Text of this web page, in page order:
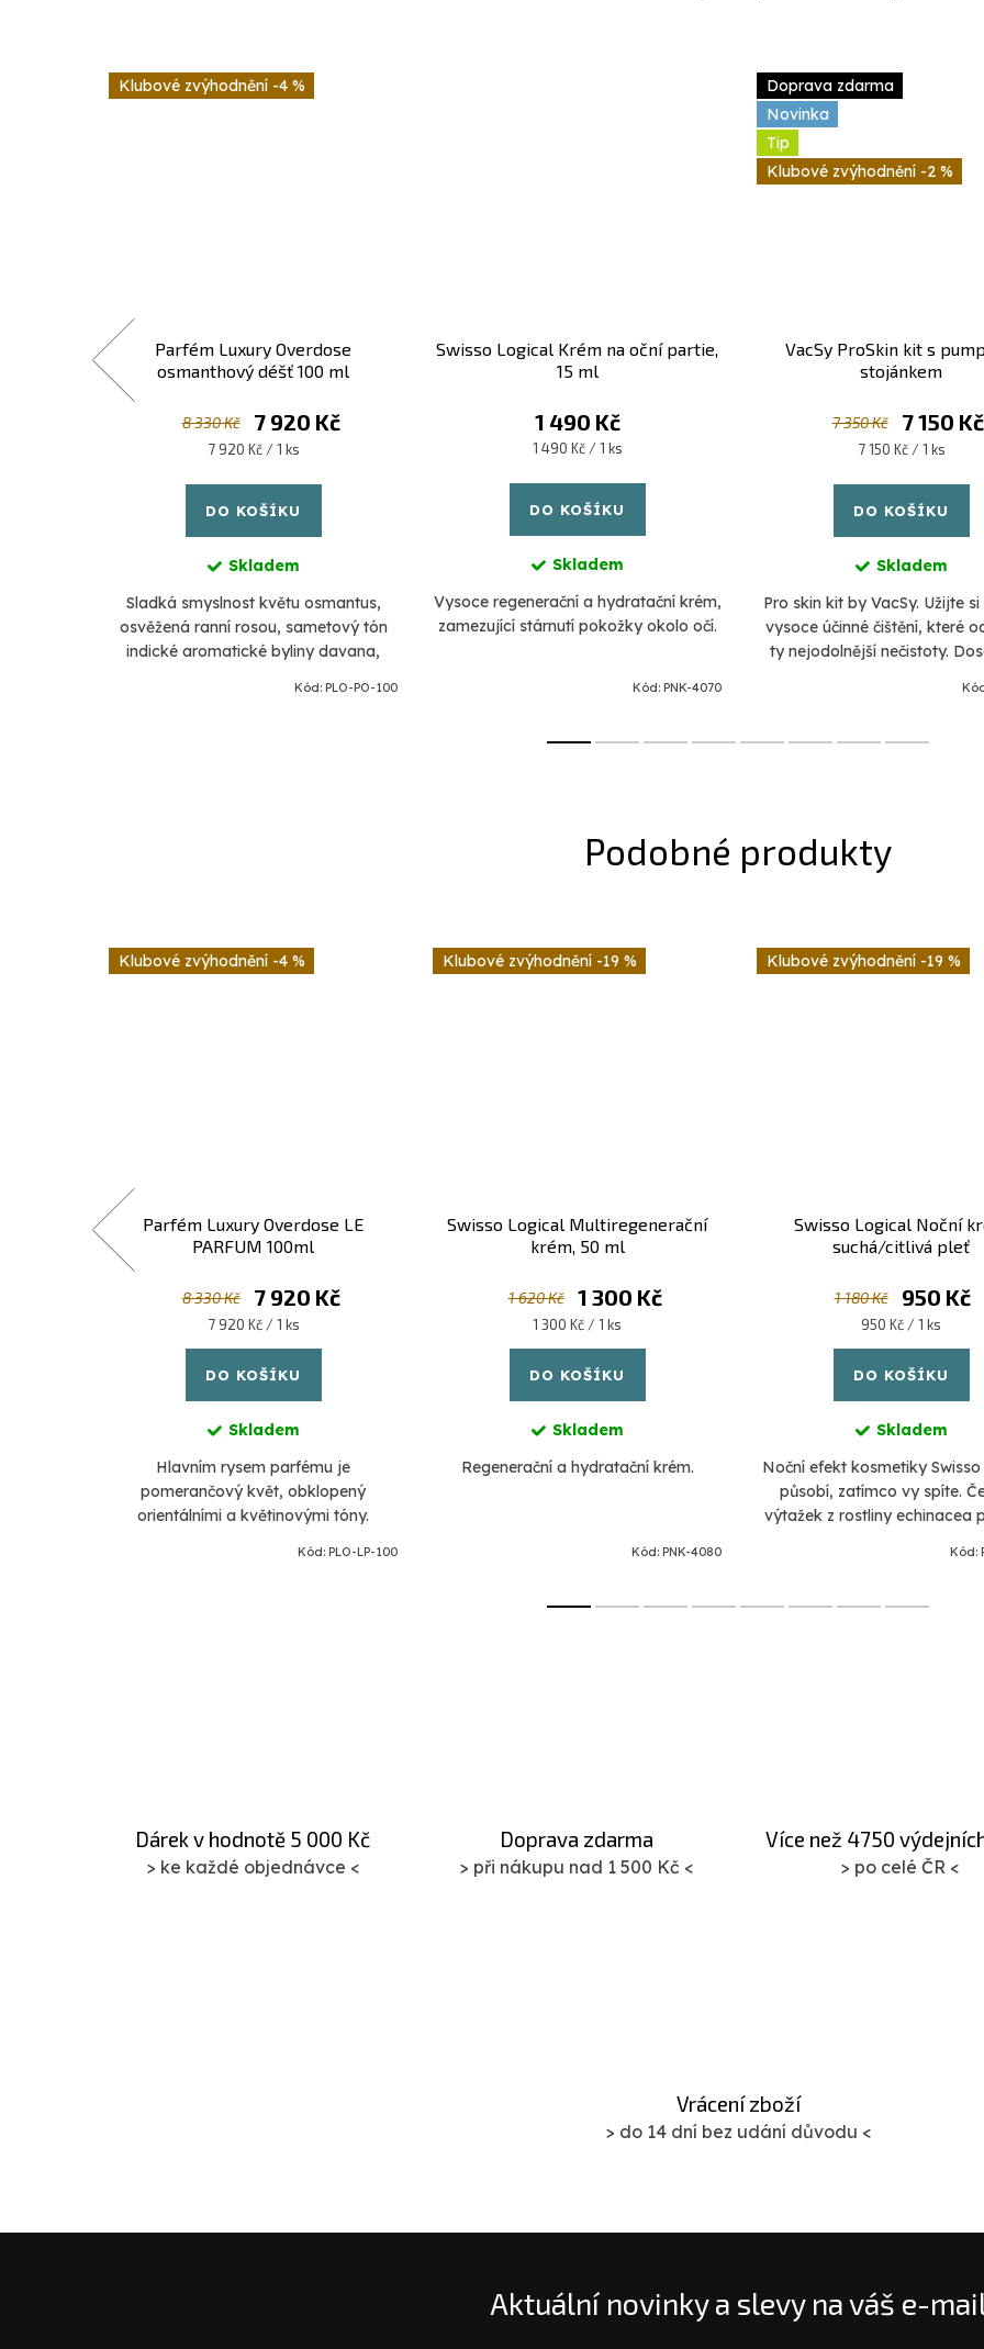
-4 %
Parfém Luxury Overdose
osmanthový déšť 100 ml
8 330 Kč 7 920 Kč
Měrná
7 920 Kč / 1 ks
DO KOŠÍKU
Skladem
Sladká smyslnost květu osmantus,
osvěžená ranní rosou, sametový tón
indické aromatické byliny davana,
Kód: PLO-PO-100
Swisso Logical Krém na oční partie,
15 ml
1 490 Kč
Měrná
1 490 Kč / 1 ks
DO KOŠÍKU
Skladem
Vysoce regenerační a hydratační krém,
zamezující stárnutí pokožky okolo očí.
Kód: PNK-4070
Doprava zdarma
Novinka
Tip
-2 %
VacSy ProSkin kit s
stojánkem
7 350 Kč 7 150 Kč
Měrná
7 150 Kč / 1 ks
DO KOŠÍKU
Skladem
Pro skin kit by VacSy. Užijte
vysoce účinné čištění, které
ty nejodolnější nečistoty.
-4 %
Parfém Luxury Overdose LE
PARFUM 100ml
8 330 Kč 7 920 Kč
Měrná
cena:
7 920 Kč / 1 ks
DO KOŠÍKU
Skladem
Hlavním rysem parfému je
pomerančový květ, obklopený
orientálními a květinovými tóny.
Kód: PLO-LP-100
-19 %
Swisso Logical Multiregenerační
krém, 50 ml
1 620 Kč 1 300 Kč
Měrná
cena:
1 300 Kč / 1 ks
DO KOŠÍKU
Skladem
Regenerační a hydratační krém.
Kód: PNK-4080
-19 %
Swisso Logical Noční
suchá/citlivá pleť
1 180 Kč 950 Kč
Měrná
cena:
950 Kč / 1 ks
DO KOŠÍKU
Skladem
Noční efekt kosmetiky
působí, zatímco vy spíte.
výtažek z rostliny echinacea
Kód:
Dárek v hodnotě 5 000 Kč
> ke každé objednávce <
Doprava zdarma
> při nákupu nad 1 500 Kč <
Více než 4750
> po celé ČR <
Vrácení zboží
> do 14 dní bez udání důvodu <
Aktuální novinky a slevy na váš e-